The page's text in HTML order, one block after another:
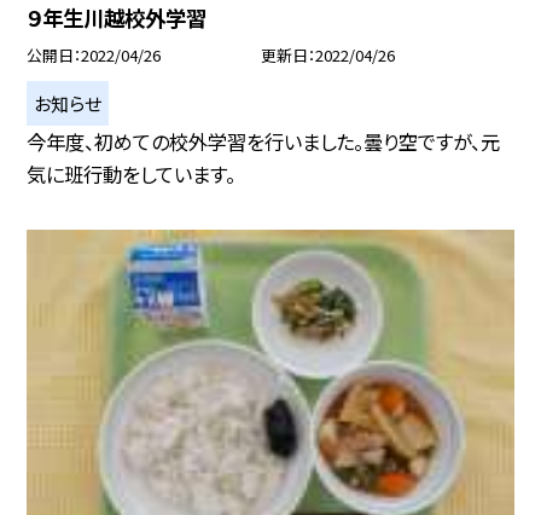
９年生川越校外学習
公開日 2022/04/26 更新日 2022/04/26
お知らせ
今年度、初めての校外学習を行いました。曇り空ですが、元
気に班行動をしています。